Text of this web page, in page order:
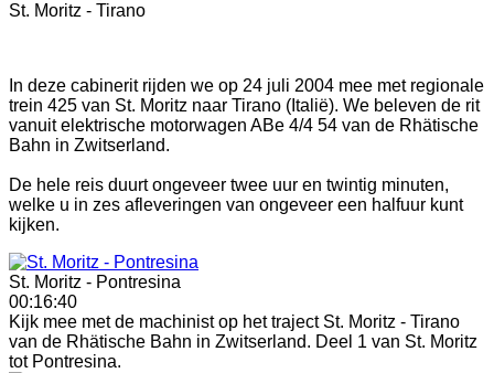
St. Moritz - Tirano
In deze cabinerit rijden we op 24 juli 2004 mee met regionale
trein 425 van St. Moritz naar Tirano (Italië). We beleven de rit
vanuit elektrische motorwagen ABe 4/4 54 van de Rhätische
Bahn in Zwitserland.
De hele reis duurt ongeveer twee uur en twintig minuten,
welke u in zes afleveringen van ongeveer een halfuur kunt
kijken.
St. Moritz - Pontresina
00:16:40
Kijk mee met de machinist op het traject St. Moritz - Tirano
van de Rhätische Bahn in Zwitserland. Deel 1 van St. Moritz
tot Pontresina.